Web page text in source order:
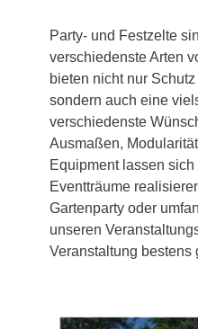
Party- und Festzelte
verschiedenste Arten
bieten nicht nur
sondern auch eine
verschiedenste
Ausmaßen,
Equipment lassen
Eventträume
Gartenparty oder
unseren
Veranstaltung bestens